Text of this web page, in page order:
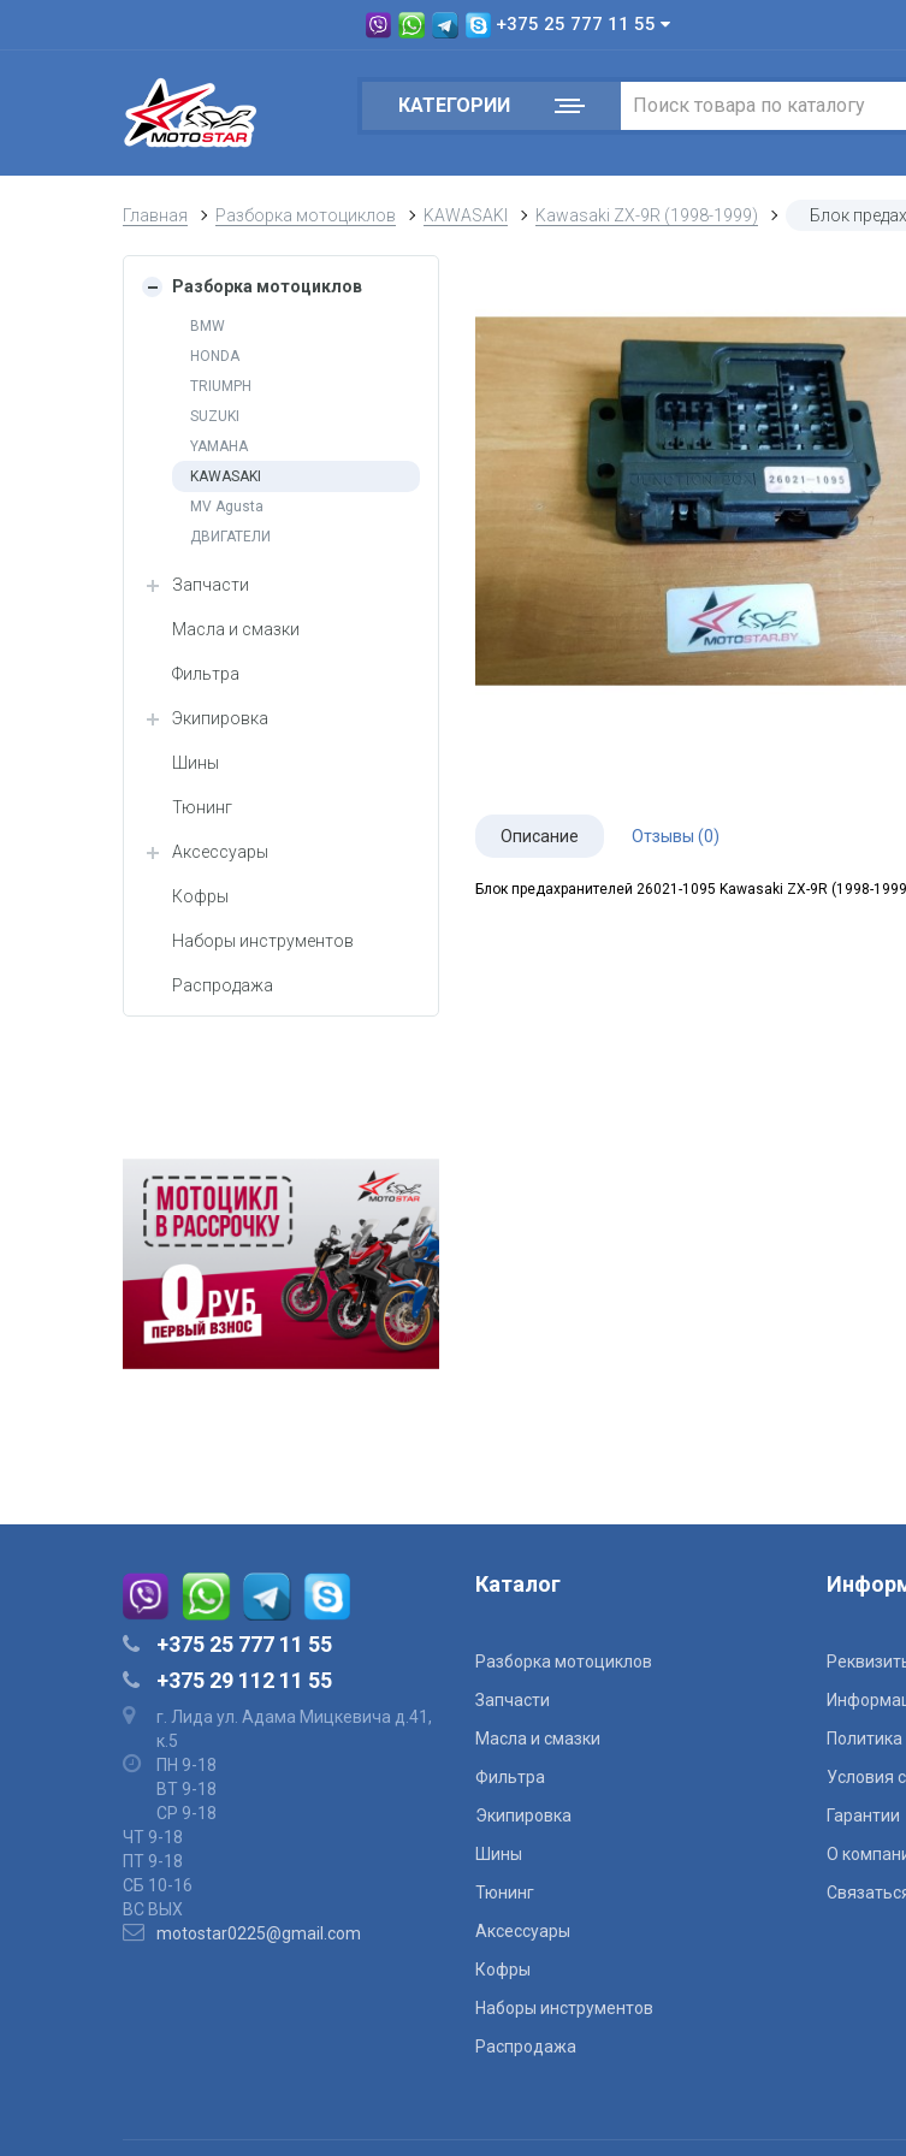
+375 25 777 11 55
КАТЕГОРИИ
Главная Разборка мотоциклов KAWASAKI Kawasaki ZX-9R (1998-1999) Блок
Разборка мотоциклов
BMW
HONDA
TRIUMPH
SUZUKI
YAMAHA
KAWASAKI
MV Agusta
ДВИГАТЕЛИ
Запчасти
Масла и смазки
Фильтра
Экипировка
Шины
Тюнинг
Аксессуары
Кофры
Наборы инструментов
Распродажа
Описание Отзывы (0)
Блок предахранителей 26021-1095 Kawasaki ZX-9R (1998-
+375 25 777 11 55
+375 29 112 11 55
г. Лида ул. Адама Мицкевича д.41,
к.5
ПН 9-18
ВТ 9-18
СР 9-18
ЧТ 9-18
ПТ 9-18
СБ 10-16
ВС ВЫХ
motostar0225@gmail.com
Каталог
Разборка мотоциклов
Запчасти
Масла и смазки
Фильтра
Экипировка
Шины
Тюнинг
Аксессуары
Кофры
Наборы инструментов
Распродажа
Условия
Гарантии
О